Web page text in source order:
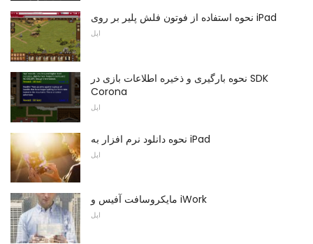
نحوه استفاده از فوتون فلش پلیر بر روی iPad
اپل
نحوه بارگیری و ذخیره اطلاعات بازی در SDK
Corona
اپل
نحوه دانلود نرم افزار به iPad
اپل
مایکروسافت آفیس و iWork
اپل